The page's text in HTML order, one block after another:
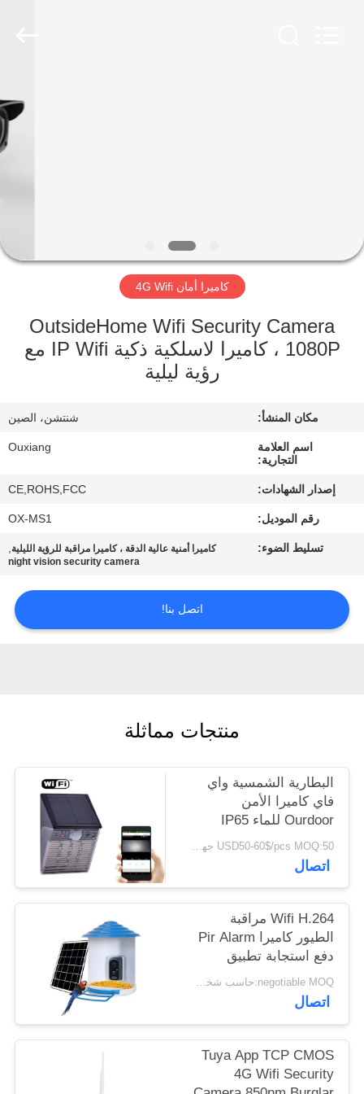
برنامج
VR
حولنا
المصنع
مراقبة
الجودة
اتصل
بنا
أخبار
اقتباس
خريطة
الموقع
سياسة
الخصوصية
كاميرا أمان 4G Wifi
OutsideHome Wifi Security Camera
1080P ، كاميرا لاسلكية ذكية IP Wifi مع
رؤية ليلية
مكان المنشأ: شنتشن، الصين
اسم العلامة
التجارية:
Ouxiang
إصدار الشهادات: CE,ROHS,FCC
رقم الموديل: OX-MS1
تسليط الضوء: كاميرا أمنية عالية الدقة ، كاميرا مراقبة للرؤية الليلية,
night vision security camera
اتصل بنا!
منتجات مماثلة
البطارية الشمسية واي
فاي كاميرا الأمن
Ourdoor للماء IP65
المخفية نوع CCTV IP
الخفيفة
USD50-60$/pcs MOQ:50 جهاز كمبيوتر شخصى
اتصال
Wifi H.264 مراقبة
الطيور كاميرا Pir Alarm
دفع استجابة تطبيق
الهاتف المحمول في
الوقت المناسب
negotiable MOQ:حاسب شخصي 1
اتصال
Tuya App TCP CMOS
4G Wifi Security